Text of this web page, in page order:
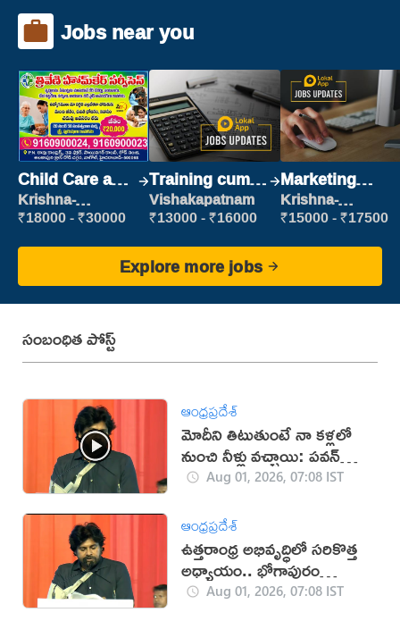
Jobs near you
Child Care and
Patient care
Krishna-
vijayawada
₹18000 - ₹30000
Training cum
Placement
Vishakapatnam
₹13000 - ₹16000
Marketing
Executive
Krishna-
vijayawada
₹15000 - ₹17500
Explore more jobs
సంబంధిత పోస్ట్
ఆంధ్రప్రదేశ్
మోదీని తిటుతుంటే నా కళ్లలో
నుంచి నీళ్లు వచ్చాయి: పవన్
(వీడియో)
Aug 01, 2026, 07:08 IST
ఆంధ్రప్రదేశ్
ఉత్తరాంధ్ర అభివృద్ధిలో సరికొత్త
అధ్యాయం.. భోగాపురం
ఎయిర్‌పోర్టు: పవన్‌
Aug 01, 2026, 07:08 IST